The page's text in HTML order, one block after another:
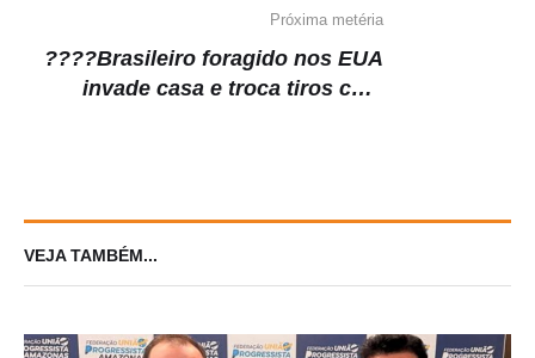
Próxima metéria
????Brasileiro foragido nos EUA
invade casa e troca tiros com
VEJA TAMBÉM...